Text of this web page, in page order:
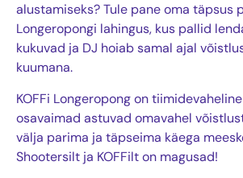
alustamiseks? Tule pane oma täpsus
Longeropongi lahingus, kus pallid
kukuvad ja DJ hoiab samal ajal
kuumana.
KOFFi Longeropong on
osavaimad astuvad omavahel
välja parima ja täpseima käega
Shootersilt ja KOFFilt on magusad!